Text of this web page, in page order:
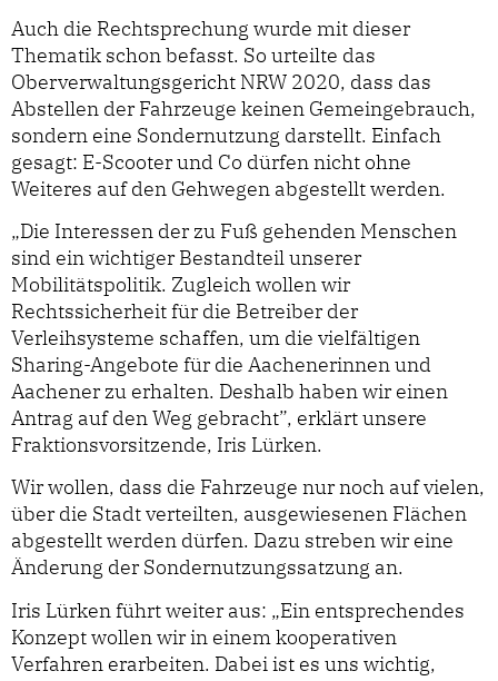
Auch die Rechtsprechung wurde mit dieser
Thematik schon befasst. So urteilte das
Oberverwaltungsgericht NRW 2020, dass das
Abstellen der Fahrzeuge keinen Gemeingebrauch,
sondern eine Sondernutzung darstellt. Einfach
gesagt: E-Scooter und Co dürfen nicht ohne
Weiteres auf den Gehwegen abgestellt werden.
„Die Interessen der zu Fuß gehenden Menschen
sind ein wichtiger Bestandteil unserer
Mobilitätspolitik. Zugleich wollen wir
Rechtssicherheit für die Betreiber der
Verleihsysteme schaffen, um die vielfältigen
Sharing-Angebote für die Aachenerinnen und
Aachener zu erhalten. Deshalb haben wir einen
Antrag auf den Weg gebracht”, erklärt unsere
Fraktionsvorsitzende, Iris Lürken.
Wir wollen, dass die Fahrzeuge nur noch auf vielen,
über die Stadt verteilten, ausgewiesenen Flächen
abgestellt werden dürfen. Dazu streben wir eine
Änderung der Sondernutzungssatzung an.
Iris Lürken führt weiter aus: „Ein entsprechendes
Konzept wollen wir in einem kooperativen
Verfahren erarbeiten. Dabei ist es uns wichtig,